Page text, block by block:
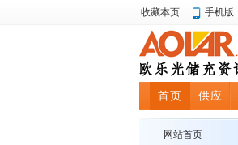
收藏本页 手机版
首页 供应
网站首页